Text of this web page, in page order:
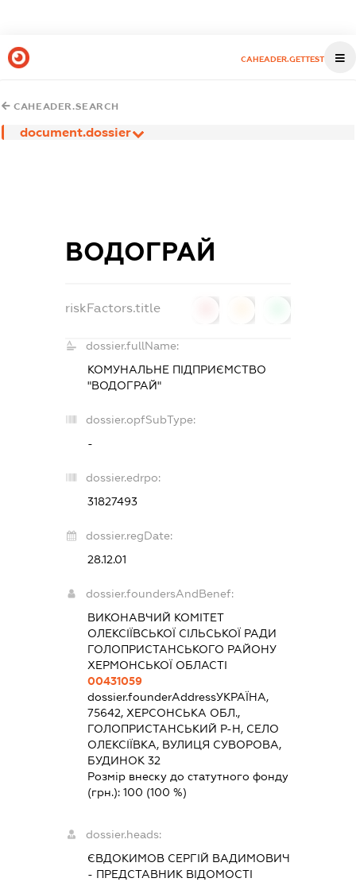
CAHEADER.GETTEST
CAHEADER.SEARCH
document.dossier
ВОДОГРАЙ
riskFactors.title
dossier.fullName:
КОМУНАЛЬНЕ ПІДПРИЄМСТВО
"ВОДОГРАЙ"
dossier.opfSubType:
-
dossier.edrpo:
31827493
dossier.regDate:
28.12.01
dossier.foundersAndBenef:
ВИКОНАВЧИЙ КОМІТЕТ
ОЛЕКСІЇВСЬКОЇ СІЛЬСЬКОЇ РАДИ
ГОЛОПРИСТАНСЬКОГО РАЙОНУ
ХЕРМОНСЬКОЇ ОБЛАСТІ
00431059
dossier.founderAddressУКРАЇНА,
75642, ХЕРСОНСЬКА ОБЛ.,
ГОЛОПРИСТАНСЬКИЙ Р-Н, СЕЛО
ОЛЕКСІЇВКА, ВУЛИЦЯ СУВОРОВА,
БУДИНОК 32
Розмір внеску до статутного фонду
(грн.): 100 (100 %)
dossier.heads:
ЄВДОКИМОВ СЕРГІЙ ВАДИМОВИЧ
- ПРЕДСТАВНИКВІДОМОСТІ